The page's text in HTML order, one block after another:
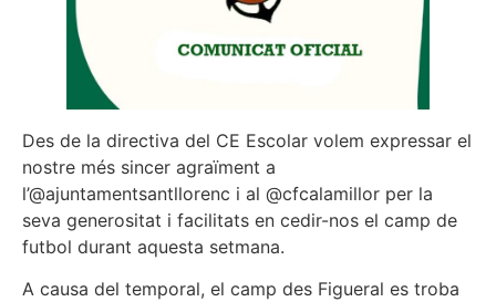
Des de la directiva del CE Escolar volem expressar el
nostre més sincer agraïment a
l’@ajuntamentsantllorenc i al @cfcalamillor per la
seva generositat i facilitats en cedir-nos el camp de
futbol durant aquesta setmana.
A causa del temporal, el camp des Figueral es troba